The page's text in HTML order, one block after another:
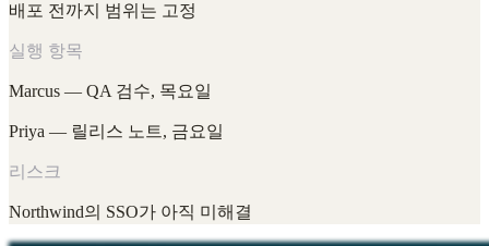
배포 전까지 범위는 고정
실행 항목
Marcus — QA 검수, 목요일
Priya — 릴리스 노트, 금요일
리스크
Northwind의 SSO가 아직 미해결